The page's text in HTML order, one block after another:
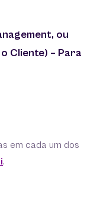
ou
Cliente) – Para
em cada um dos
.